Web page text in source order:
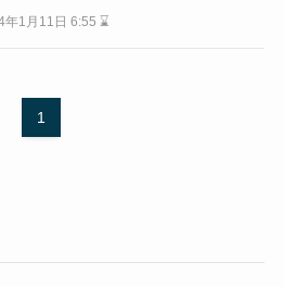
年1月11日 6:55 ⌛
1